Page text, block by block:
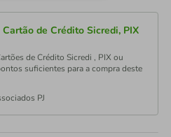
de Crédito Sicredi, PIX
de Crédito Sicredi , PIX ou
suficientes para a compra deste
PJ